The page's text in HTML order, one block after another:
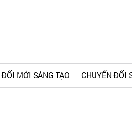
ĐỔI MỚI SÁNG TẠO CHUYỂN ĐỔI